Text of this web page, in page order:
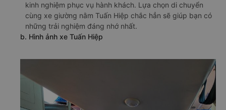
kinh nghiệm phục vụ hành khách. Lựa chọn di chuyển
cùng xe giường nằm Tuấn Hiệp chắc hẳn sẽ giúp bạn có
những trải nghiệm đáng nhớ nhất.
b. Hình ảnh xe Tuấn Hiệp